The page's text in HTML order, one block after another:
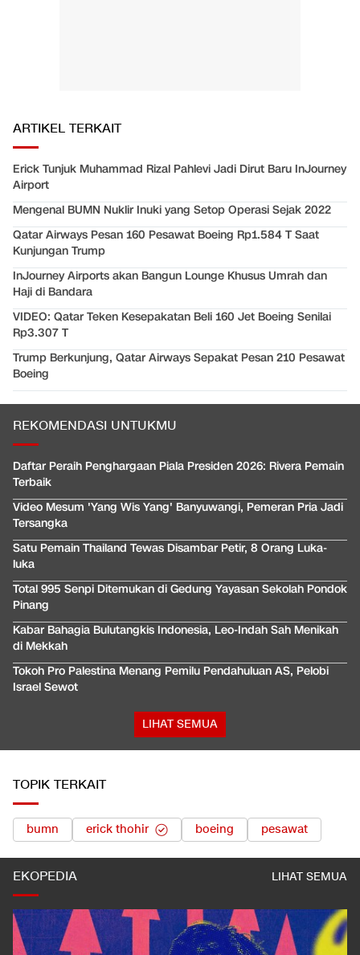
ARTIKEL TERKAIT
Erick Tunjuk Muhammad Rizal Pahlevi Jadi Dirut Baru InJourney
Airport
Mengenal BUMN Nuklir Inuki yang Setop Operasi Sejak 2022
Qatar Airways Pesan 160 Pesawat Boeing Rp1.584 T Saat
Kunjungan Trump
InJourney Airports akan Bangun Lounge Khusus Umrah dan
Haji di Bandara
VIDEO: Qatar Teken Kesepakatan Beli 160 Jet Boeing Senilai
Rp3.307 T
Trump Berkunjung, Qatar Airways Sepakat Pesan 210 Pesawat
Boeing
REKOMENDASI UNTUKMU
Daftar Peraih Penghargaan Piala Presiden 2026: Rivera Pemain
Terbaik
Video Mesum 'Yang Wis Yang' Banyuwangi, Pemeran Pria Jadi
Tersangka
Satu Pemain Thailand Tewas Disambar Petir, 8 Orang Luka-
luka
Total 995 Senpi Ditemukan di Gedung Yayasan Sekolah Pondok
Pinang
Kabar Bahagia Bulutangkis Indonesia, Leo-Indah Sah Menikah
di Mekkah
Tokoh Pro Palestina Menang Pemilu Pendahuluan AS, Pelobi
Israel Sewot
LIHAT SEMUA
TOPIK TERKAIT
bumn erick thohir boeing pesawat
EKOPEDIA LIHAT SEMUA